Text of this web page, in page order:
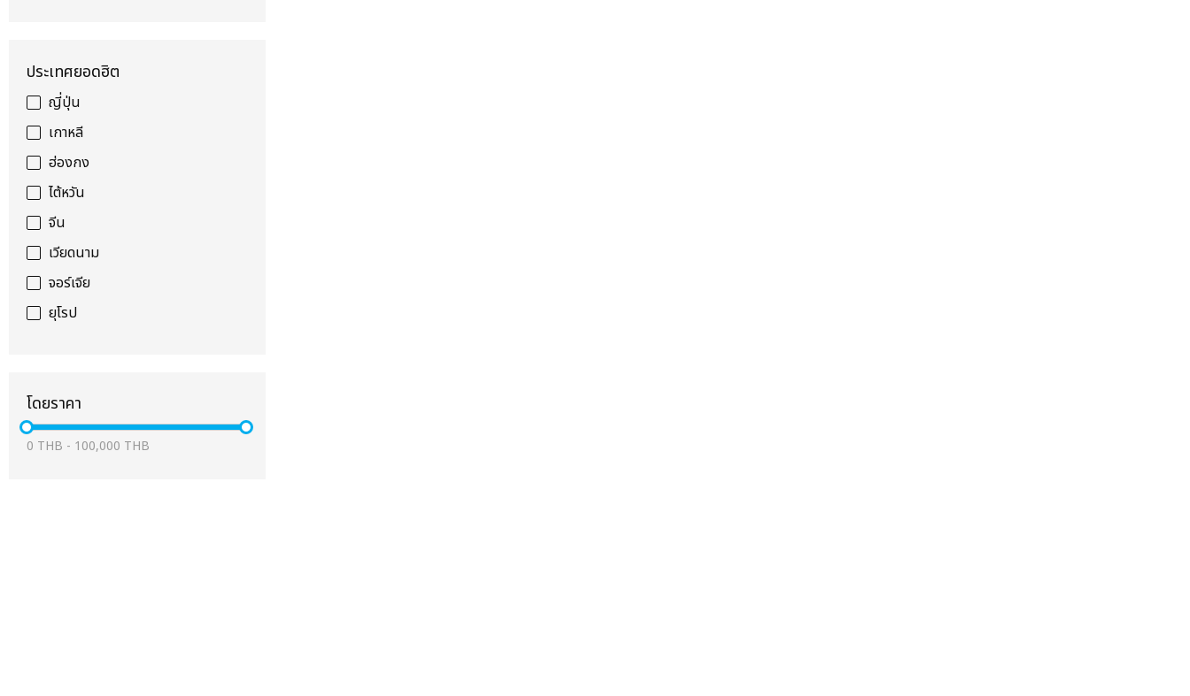
ประเทศยอดฮิต
ญี่ปุ่น
เกาหลี
ฮ่องกง
ไต้หวัน
จีน
เวียดนาม
จอร์เจีย
ยุโรป
โดยราคา
0 THB - 100,000 THB